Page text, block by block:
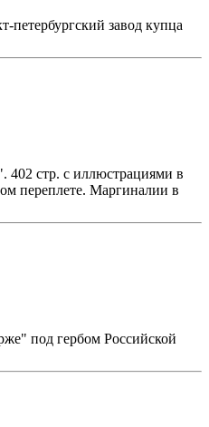
завод купца
402 стр. с иллюстрациями в
переплете. Маргиналии в
под гербом Российской